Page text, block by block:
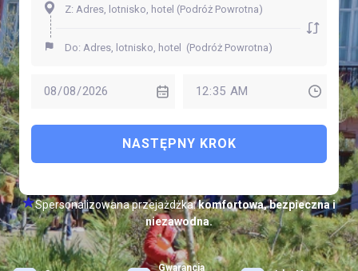
NASTĘPNY KROK
Spersonalizowana przejażdżka:komfortowa, bezpieczna i
niezawodna.
Gwarancja